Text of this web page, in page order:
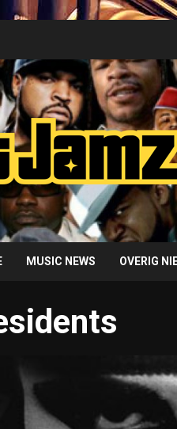
MUSIC NEWS OVERIG